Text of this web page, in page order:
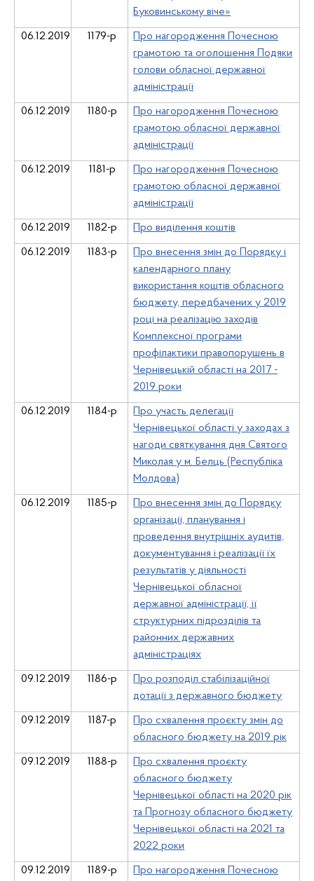
Буковинському віче»
06.12.2019 1179-р
Про нагородження Почесною
грамотою та оголошення Подяки
голови обласної державної
адміністрації
06.12.2019 1180-р
Про нагородження Почесною
грамотою обласної державної
адміністрації
06.12.2019 1181-р
Про нагородження Почесною
грамотою обласної державної
адміністрації
06.12.2019 1182-р Про виділення коштів
06.12.2019 1183-р
Про внесення змін до Порядку і
календарного плану
використання коштів обласного
бюджету, передбачених у 2019
році на реалізацію заходів
Комплексної програми
профілактики правопорушень в
Чернівецькій області на 2017 -
2019 роки
06.12.2019 1184-р
Про участь делегації
Чернівецької області у заходах з
нагоди святкування дня Святого
Миколая у м. Белць (Республіка
Молдова)
06.12.2019 1185-р
Про внесення змін до Порядку
організації, планування і
проведення внутрішніх аудитів,
документування і реалізації їх
результатів у діяльності
Чернівецької обласної
державної адміністрації, її
структурних підрозділів та
районних державних
адміністраціях
09.12.2019 1186-р
Про розподіл стабілізаційної
дотації з державного бюджету
09.12.2019 1187-р
Про схвалення проєкту змін до
обласного бюджету на 2019 рік
09.12.2019 1188-р
Про схвалення проєкту
обласного бюджету
Чернівецької області на 2020 рік
та Прогнозу обласного бюджету
Чернівецької області на 2021 та
2022 роки
09.12.2019 1189-р
Про нагородження Почесною